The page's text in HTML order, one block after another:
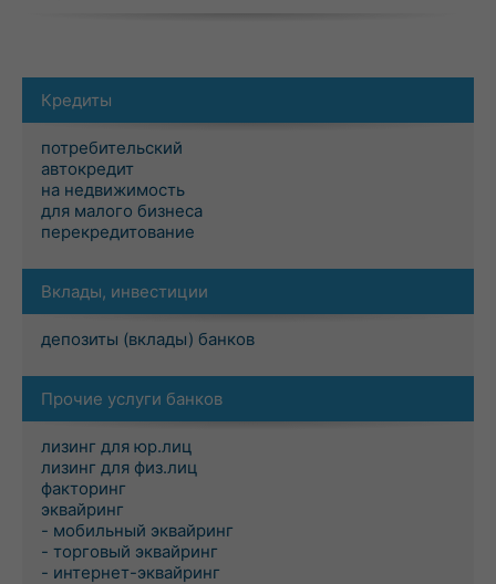
Кредиты
потребительский
автокредит
на недвижимость
для малого бизнеса
перекредитование
Вклады, инвестиции
депозиты (вклады) банков
Прочие услуги банков
лизинг для юр.лиц
лизинг для физ.лиц
факторинг
эквайринг
- мобильный эквайринг
- торговый эквайринг
- интернет-эквайринг